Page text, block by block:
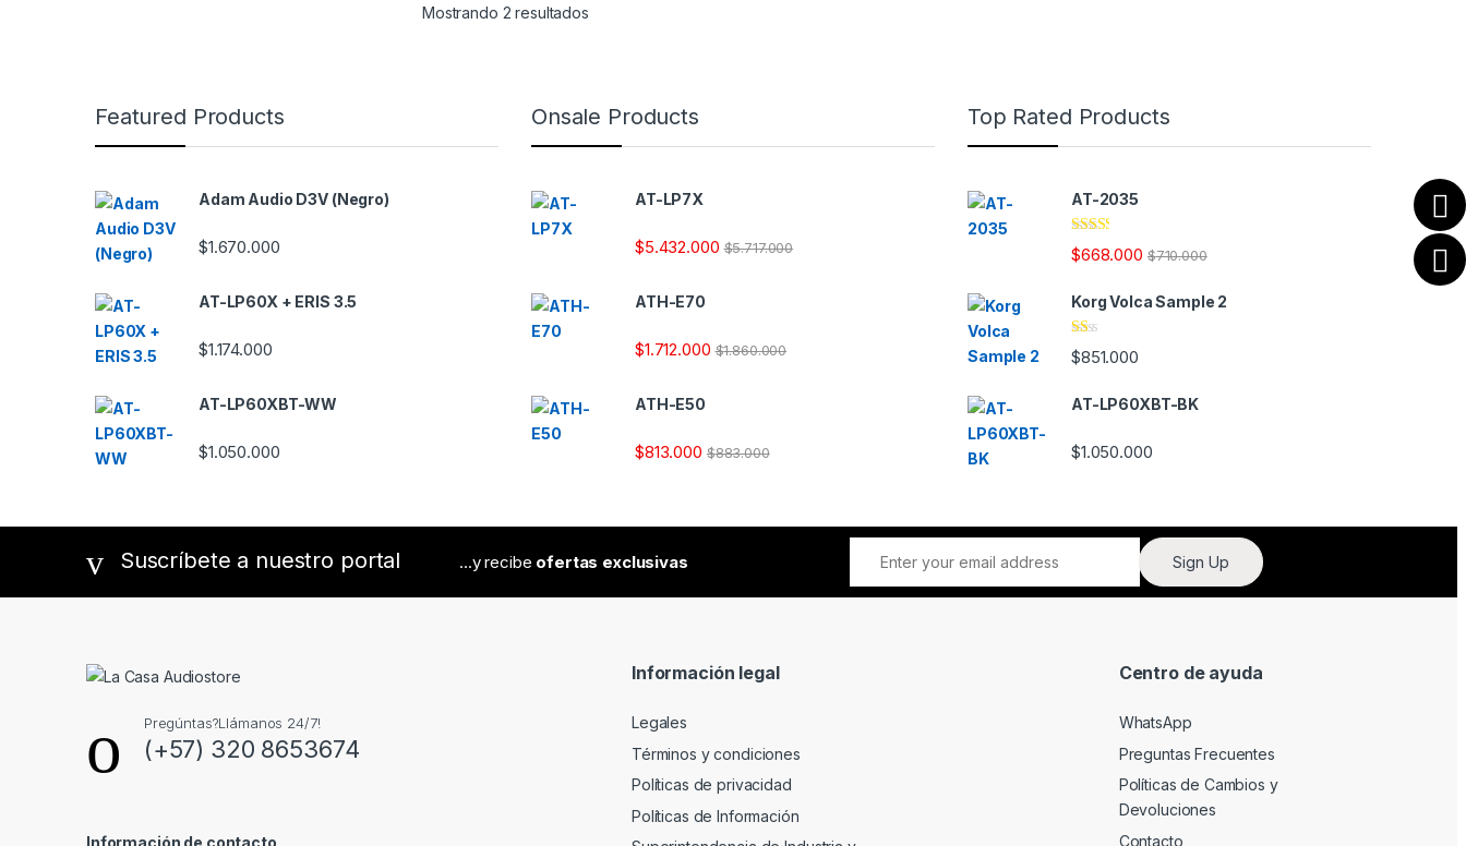
Mostrando 2 resultados
Featured Products
Adam Audio D3V (Negro)
$1.670.000
AT-LP60X + ERIS 3.5
$1.174.000
AT-LP60XBT-WW
$1.050.000
Onsale Products
AT-LP7X
$5.432.000 $5.717.000
ATH-E70
$1.712.000 $1.860.000
ATH-E50
$813.000 $883.000
Top Rated Products
AT-2035
Valor
ado
2.28
de 5
$668.000 $710.000
Korg Volca Sample 2
Va
lo
do
en
00
de
$851.000
AT-LP60XBT-BK
$1.050.000
Suscríbete a nuestro portal ...y recibe ofertas exclusivas Sign Up
Pregúntas?Llámanos 24/7!
(+57) 320 8653674
Información de contacto
Información legal
Legales
Términos y condiciones
Políticas de privacidad
Políticas de Información
Centro de ayuda
WhatsApp
Preguntas Frecuentes
Políticas de Cambios y
Devoluciones
Contacto